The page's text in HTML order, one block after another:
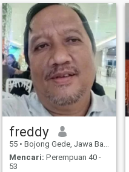
freddy
55 • Bojong Gede, Jawa Barat, Indonesia
Mencari: Perempuan 40 -
53